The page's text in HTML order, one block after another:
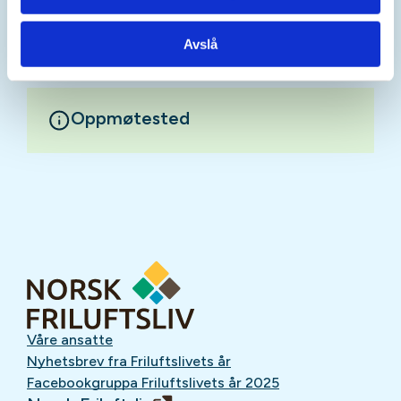
Avslå
Oppmøtested
Våre ansatte
Nyhetsbrev fra Friluftslivets år
Facebookgruppa Friluftslivets år 2025